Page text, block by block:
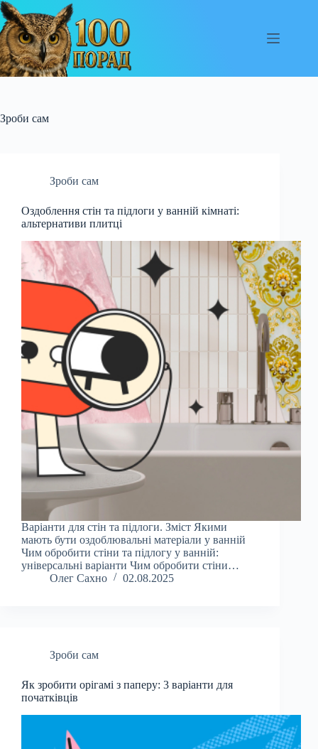
Перейти
до
вмісту
Зроби сам
Зроби сам
Оздоблення стін та підлоги у ванній кімнаті:
альтернативи плитці
Варіанти для стін та підлоги. Зміст Якими
мають бути оздоблювальні матеріали у ванній
Чим обробити стіни та підлогу у ванній:
універсальні варіанти Чим обробити стіни…
Олег Сахно
02.08.2025
Зроби сам
Як зробити орігамі з паперу: 3 варіанти для
початківців